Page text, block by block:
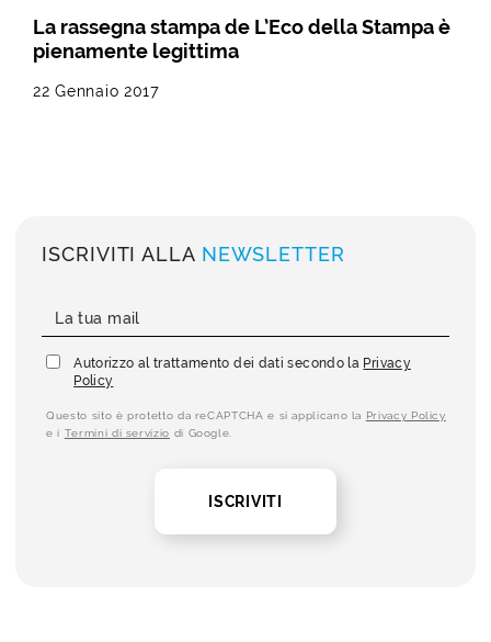
La rassegna stampa de L’Eco della Stampa è
pienamente legittima
22 Gennaio 2017
ISCRIVITI ALLA NEWSLETTER
Autorizzo al trattamento dei dati secondo la Privacy
Policy
Questo sito è protetto da reCAPTCHA e si applicano la Privacy Policy
e i Termini di servizio di Google.
ISCRIVITI